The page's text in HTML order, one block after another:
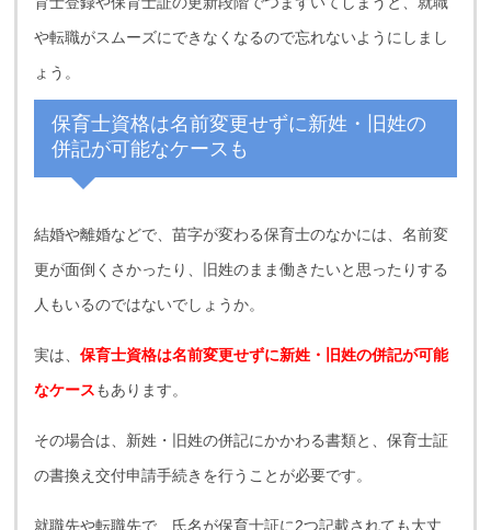
や転職がスムーズにできなくなるので忘れないようにしまし
ょう。
保育士資格は名前変更せずに新姓・旧姓の
併記が可能なケースも
結婚や離婚などで、苗字が変わる保育士のなかには、名前変
更が面倒くさかったり、旧姓のまま働きたいと思ったりする
人もいるのではないでしょうか。
実は、保育士資格は名前変更せずに新姓・旧姓の併記が可能
なケースもあります。
その場合は、新姓・旧姓の併記にかかわる書類と、保育士証
の書換え交付申請手続きを行うことが必要です。
就職先や転職先で、氏名が保育士証に2つ記載されても大丈